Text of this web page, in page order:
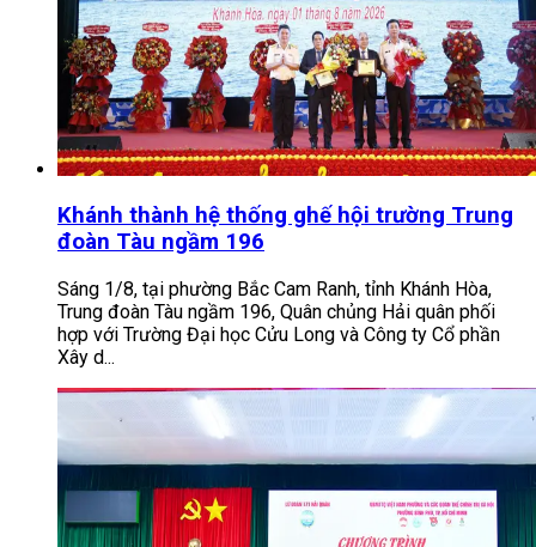
Khánh thành hệ thống ghế hội trường Trung
đoàn Tàu ngầm 196
Sáng 1/8, tại phường Bắc Cam Ranh, tỉnh Khánh Hòa,
Trung đoàn Tàu ngầm 196, Quân chủng Hải quân phối
hợp với Trường Đại học Cửu Long và Công ty Cổ phần
Xây d...